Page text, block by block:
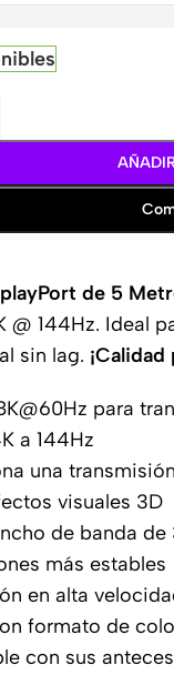
de 5
@ 144Hz. Ideal
sin lag.
para
a 144Hz
una
visuales 3D
de banda
más estables
en alta
formato de
con sus